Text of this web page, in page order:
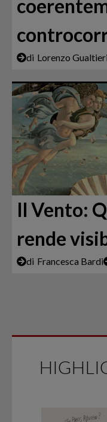
di Lorenzo
Il Vento:
rende
di Francesca Bardi